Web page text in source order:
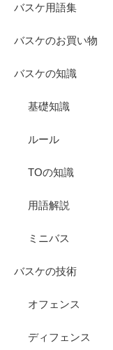
バスケ用語集
バスケのお買い物
バスケの知識
基礎知識
ルール
TOの知識
用語解説
ミニバス
バスケの技術
オフェンス
ディフェンス